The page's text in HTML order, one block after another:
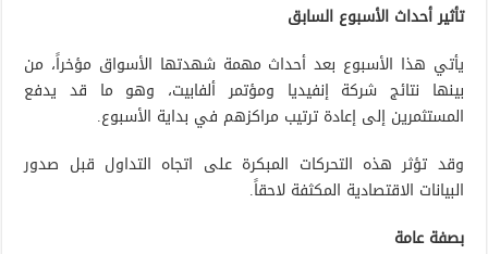
تأثير أحداث الأسبوع السابق
يأتي هذا الأسبوع بعد أحداث مهمة شهدتها الأسواق مؤخراً، من
بينها نتائج شركة إنفيديا ومؤتمر ألفابيت، وهو ما قد يدفع
المستثمرين إلى إعادة ترتيب مراكزهم في بداية الأسبوع.
وقد تؤثر هذه التحركات المبكرة على اتجاه التداول قبل صدور
البيانات الاقتصادية المكثفة لاحقاً.
بصفة عامة